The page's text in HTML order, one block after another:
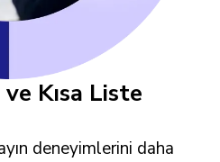
Kısa Liste
deneyimlerini daha